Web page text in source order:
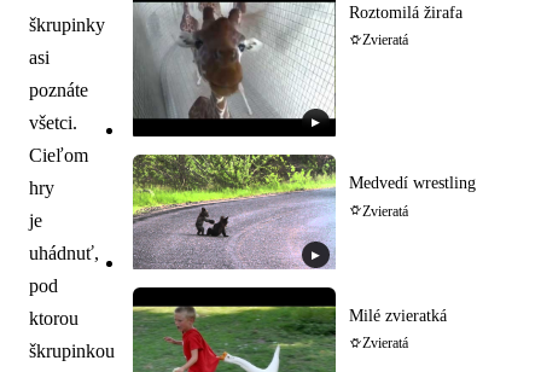
škrupinky
asi
poznáte
všetci.
Cieľom
hry
je
uhádnuť,
pod
ktorou
škrupinkou
▶
Roztomilá žirafa
Zvieratá
▶
Medvedí wrestling
Zvieratá
Milé zvieratká
Zvieratá